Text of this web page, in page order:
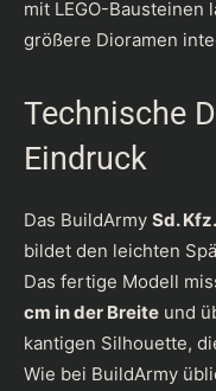
mit LEGO-Bausteinen
größere Dioramen
Technische
Eindruck
Das BuildArmy Sd.
bildet den leichten
Das fertige Modell
cm in der Breite und
kantigen Silhouette,
Wie bei BuildArmy